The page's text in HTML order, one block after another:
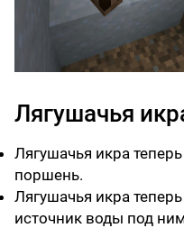
Лягушачья
Лягушачья икра
поршень.
Лягушачья икра
источник воды под